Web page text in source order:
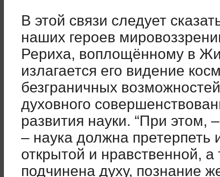
В этой связи следует
наших героев
Рериха, воплощённому в
излагается его видение
безграничных
духовного
развития науки. “При этом,
– наука должна претерпеть
открытой и нравственной,
подчинена духу, познание